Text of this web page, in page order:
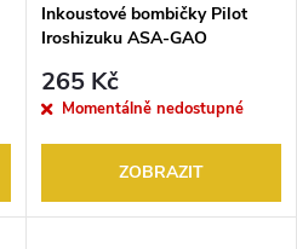
Inkoustové bombičky Pilot
Iroshizuku ASA-GAO
265 Kč
Momentálně nedostupné
ZOBRAZIT